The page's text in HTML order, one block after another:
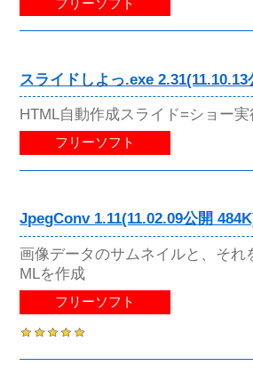
フリーソフト
スライドしよっ.exe 2.31(11.10.13
HTML自動作成スライド=ショー
フリーソフト
JpegConv 1.11(11.02.09公開
画像データのサムネイルと、それ
MLを作成
フリーソフト